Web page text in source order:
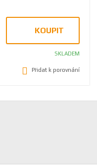
KOUPIT
SKLADEM
Přidat k porovnání